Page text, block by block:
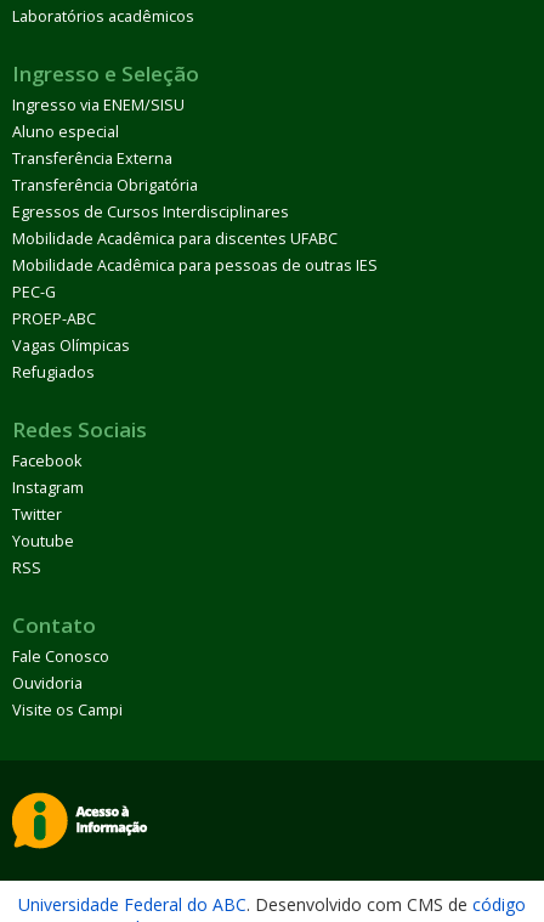
Laboratórios acadêmicos
Ingresso e Seleção
Ingresso via ENEM/SISU
Aluno especial
Transferência Externa
Transferência Obrigatória
Egressos de Cursos Interdisciplinares
Mobilidade Acadêmica para discentes UFABC
Mobilidade Acadêmica para pessoas de outras IES
PEC-G
PROEP-ABC
Vagas Olímpicas
Refugiados
Redes Sociais
Facebook
Instagram
Twitter
Youtube
RSS
Contato
Fale Conosco
Ouvidoria
Visite os Campi
Universidade Federal do ABC. Desenvolvido com CMS de código